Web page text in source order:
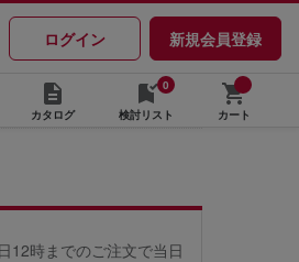
ログイン 新規会員登録
カタログ
0
検討リスト
カート
12時までのご注文で当日